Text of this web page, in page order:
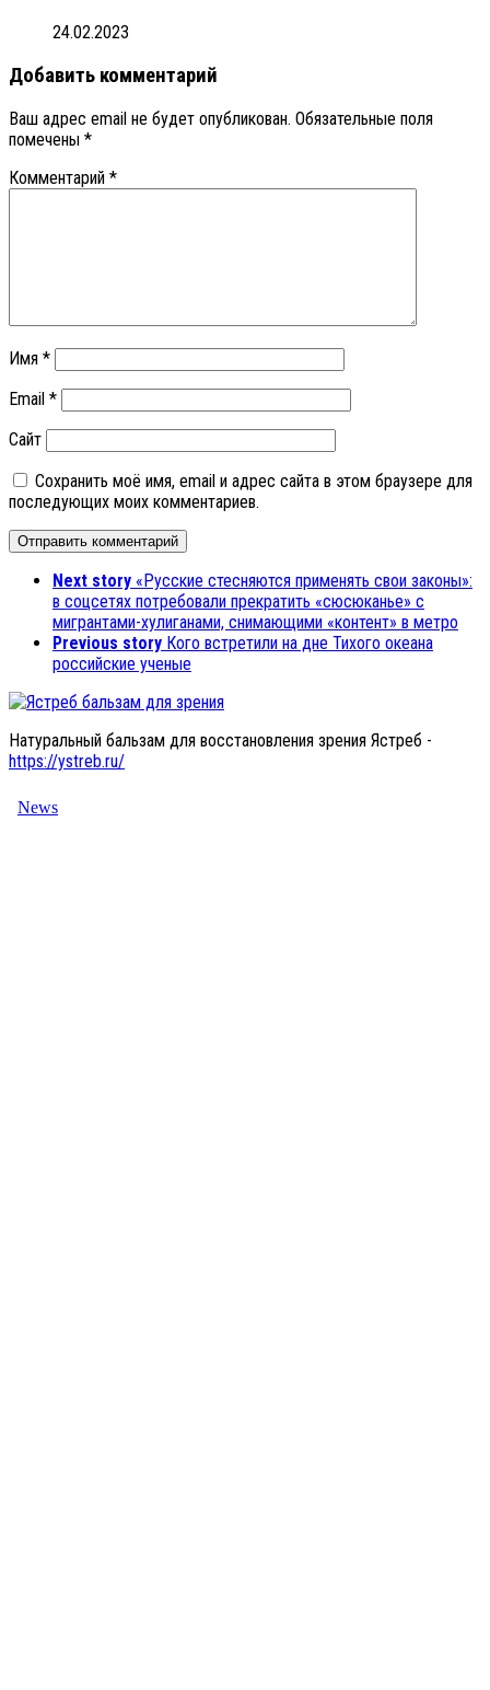
24.02.2023
Добавить комментарий
Ваш адрес email не будет опубликован. Обязательные поля
помечены *
Комментарий *
Имя *
Email *
Сайт
Сохранить моё имя, email и адрес сайта в этом браузере для
последующих моих комментариев.
Next story «Русские стесняются применять свои законы»:
в соцсетях потребовали прекратить «сюсюканье» с
мигрантами-хулиганами, снимающими «контент» в метро
Previous story Кого встретили на дне Тихого океана
российские ученые
Натуральный бальзам для восстановления зрения Ястреб -
https://ystreb.ru/